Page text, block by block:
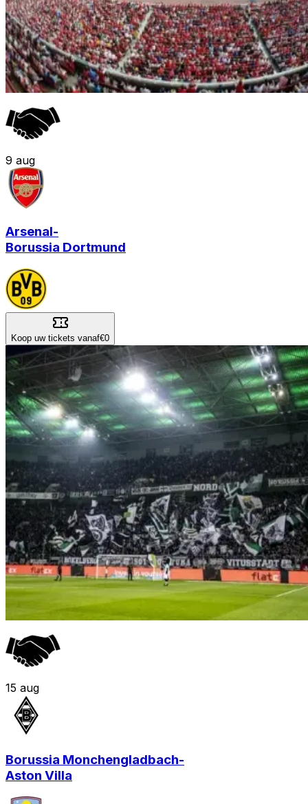
9 aug
Arsenal-
Borussia Dortmund
Koop uw tickets vanaf€0
15 aug
Borussia Monchengladbach-
Aston Villa